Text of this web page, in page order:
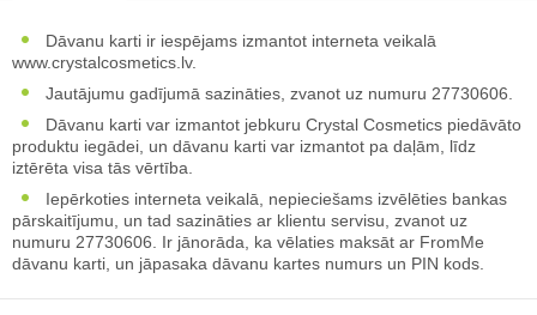
Dāvanu karti ir iespējams izmantot interneta veikalā
www.crystalcosmetics.lv.
Jautājumu gadījumā sazināties, zvanot uz numuru 27730606.
Dāvanu karti var izmantot jebkuru Crystal Cosmetics piedāvāto
produktu iegādei, un dāvanu karti var izmantot pa daļām, līdz
iztērēta visa tās vērtība.
Iepērkoties interneta veikalā, nepieciešams izvēlēties bankas
pārskaitījumu, un tad sazināties ar klientu servisu, zvanot uz
numuru 27730606. Ir jānorāda, ka vēlaties maksāt ar FromMe
dāvanu karti, un jāpasaka dāvanu kartes numurs un PIN kods.